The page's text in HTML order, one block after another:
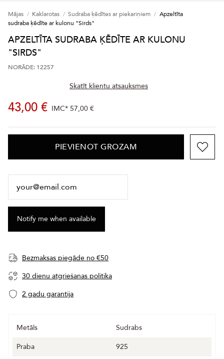
Mājas Kaklarotas Sudraba ķēdītes ar piekariņiem
Apzeltīta
sudraba ķēdīte ar kulonu "Sirds"
APZELTĪTA SUDRABA ĶĒDĪTE AR KULONU
"SIRDS"
NORĀDE: 12257
Skatīt klientu atsauksmes
43,00 € IMC* 57,00 €
PIEVIENOT GROZAM
Bezmaksas piegāde no €50
30 dienu atgriešanas politika
2 gadu garantija
Metāls
Sudrabs
Praba
925